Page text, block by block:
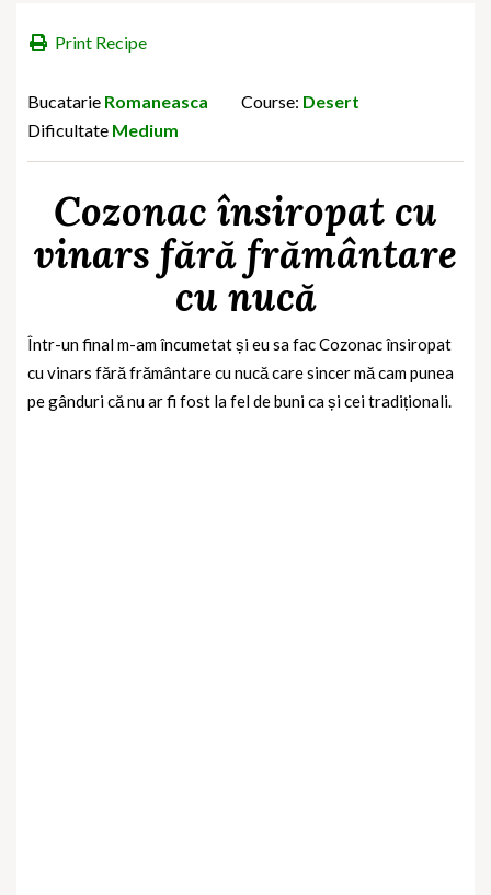
Print Recipe
Bucatarie Romaneasca Course: Desert
Dificultate Medium
Cozonac însiropat cu
vinars fără frământare
cu nucă
Într-un final m-am încumetat și eu sa fac Cozonac însiropat
cu vinars fără frământare cu nucă care sincer mă cam punea
pe gânduri că nu ar fi fost la fel de buni ca și cei tradiționali.